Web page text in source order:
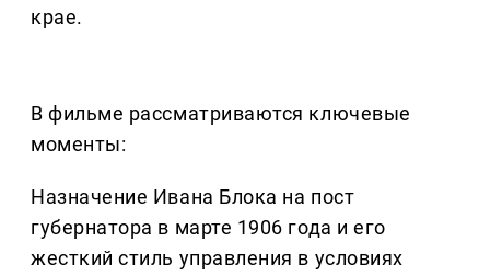
крае.
В фильме рассматриваются ключевые
моменты:
Назначение Ивана Блока на пост
губернатора в марте 1906 года и его
жесткий стиль управления в условиях